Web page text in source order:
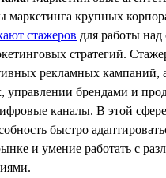
маркетинга крупных
стажеров для работы над
стратегий.
рекламных кампаний,
брендами и
каналы. В этой
быстро
и умение работать с